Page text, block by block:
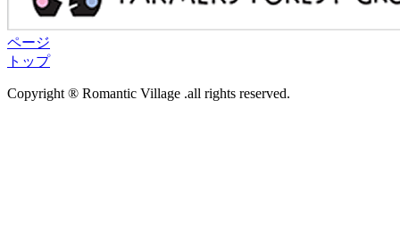
ページ
トップ
Copyright ® Romantic Village .all rights reserved.